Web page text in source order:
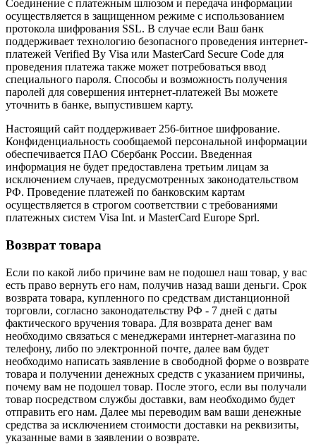
Соединение с платежным шлюзом и передача информации
осуществляется в защищенном режиме с использованием
протокола шифрования SSL. В случае если Ваш банк
поддерживает технологию безопасного проведения интернет-
платежей Verified By Visa или MasterCard Secure Code для
проведения платежа также может потребоваться ввод
специального пароля. Способы и возможность получения
паролей для совершения интернет-платежей Вы можете
уточнить в банке, выпустившем карту.
Настоящий сайт поддерживает 256-битное шифрование.
Конфиденциальность сообщаемой персональной информации
обеспечивается ПАО Сбербанк России. Введенная
информация не будет предоставлена третьим лицам за
исключением случаев, предусмотренных законодательством
РФ. Проведение платежей по банковским картам
осуществляется в строгом соответствии с требованиями
платежных систем Visa Int. и MasterCard Europe Sprl.
Возврат товара
Если по какой либо причине вам не подошел наш товар, у вас
есть право вернуть его нам, получив назад ваши деньги. Срок
возврата товара, купленного по средствам дистанционной
торговли, согласно законодательству РФ - 7 дней с даты
фактического вручения товара. Для возврата денег вам
необходимо связаться с менеджерами интернет-магазина по
телефону, либо по электронной почте, далее вам будет
необходимо написать заявление в свободной форме о возврате
товара и получении денежных средств с указанием причины,
почему вам не подошел товар. После этого, если вы получали
товар посредством службы доставки, вам необходимо будет
отправить его нам. Далее мы переводим вам ваши денежные
средства за исключением стоимости доставки на реквизиты,
указанные вами в заявлении о возврате.